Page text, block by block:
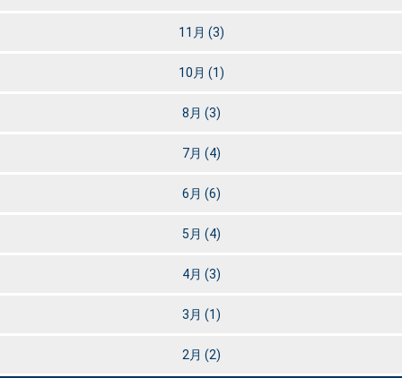
11月 (3)
10月 (1)
8月 (3)
7月 (4)
6月 (6)
5月 (4)
4月 (3)
3月 (1)
2月 (2)